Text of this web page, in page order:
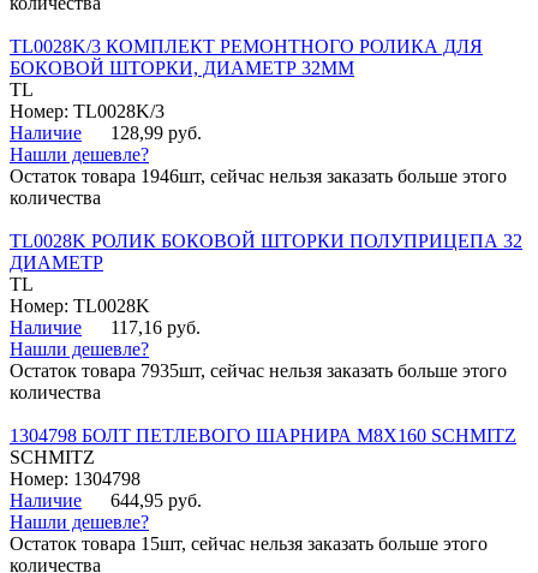
TL0028K/3 КОМПЛЕКТ РЕМОНТНОГО РОЛИКА ДЛЯ
БОКОВОЙ ШТОРКИ, ДИАМЕТР 32ММ
TL
Номер: TL0028K/3
Наличие
128,99 руб.
Нашли дешевле?
Остаток товара 1946шт, сейчас нельзя заказать больше этого
количества
TL0028K РОЛИК БОКОВОЙ ШТОРКИ ПОЛУПРИЦЕПА 32
ДИАМЕТР
TL
Номер: TL0028K
Наличие
117,16 руб.
Нашли дешевле?
Остаток товара 7935шт, сейчас нельзя заказать больше этого
количества
1304798 БОЛТ ПЕТЛЕВОГО ШАРНИРА М8Х160 SCHMITZ
SCHMITZ
Номер: 1304798
Наличие
644,95 руб.
Нашли дешевле?
Остаток товара 15шт, сейчас нельзя заказать больше этого
количества